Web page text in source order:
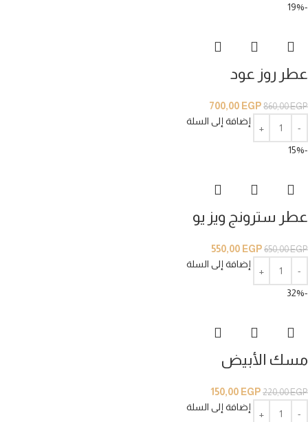
-19%
عطر روز عود
860,00EGP
700,00 EGP
إضافة إلى السلة
-15%
عطر سترونج ويز يو
650,00EGP
550,00 EGP
إضافة إلى السلة
-32%
مسك الأبيض
220,00EGP
150,00 EGP
إضافة إلى السلة